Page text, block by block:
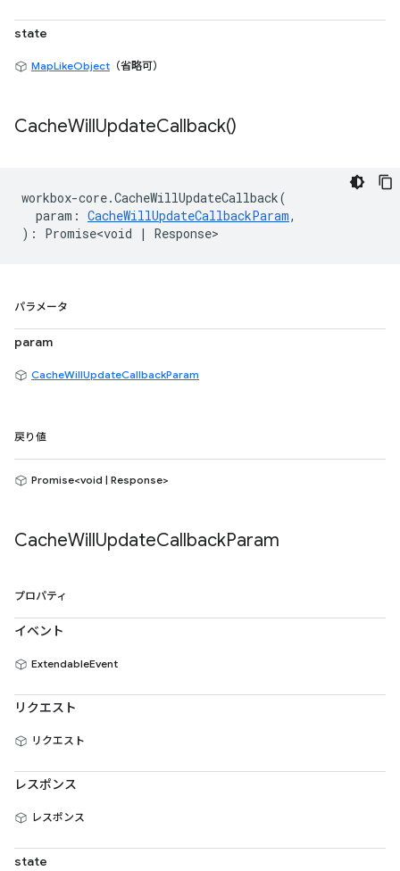
state
MapLikeObject （省略可）
CacheWillUpdateCallback()
workbox-core.CacheWillUpdateCallback(
param : CacheWillUpdateCallbackParam,
) : Promise<void | Response>
パラメータ
param
CacheWillUpdateCallbackParam
戻り値
Promise<void | Response>
CacheWillUpdateCallbackParam
プロパティ
イベント
ExtendableEvent
リクエスト
リクエスト
レスポンス
レスポンス
state